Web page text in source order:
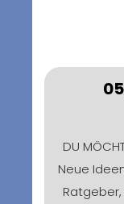
DU
Neue